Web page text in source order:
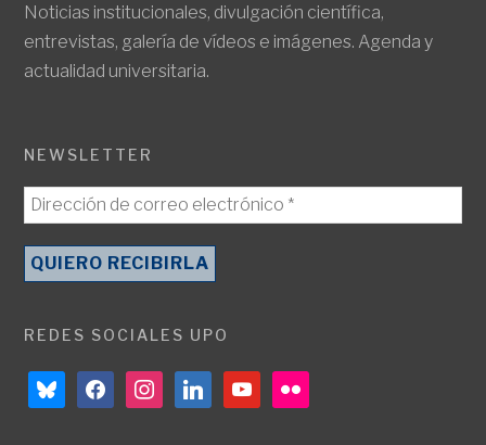
Noticias institucionales, divulgación científica,
entrevistas, galería de vídeos e imágenes. Agenda y
actualidad universitaria.
NEWSLETTER
REDES SOCIALES UPO
blueskyfacebookinstagramlinkedinyoutubeflickr